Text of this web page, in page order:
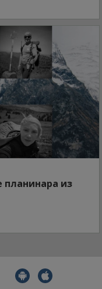
планинара из